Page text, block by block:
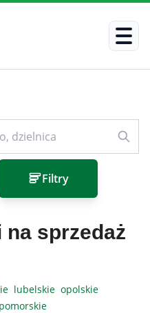
Filtry
sprzedaż
lubelskie opolskie